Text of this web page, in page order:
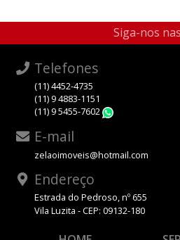
Siga-nos
Telefones
(11) 4452-4735
(11) 9 4883-1151
(11) 9 5455-7602
E-mail
zelaoimoveis@hotmail.com
Endereço
Estrada do Pedroso, nº 655
Vila Luzita - CEP: 09132-180